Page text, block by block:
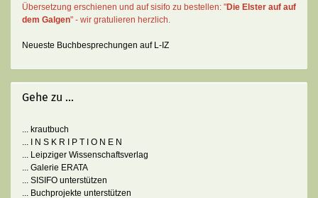
Übersetzung erschienen und auf sisifo zu bestellen: "Die Elster auf auf
dem Galgen" - wir gratulieren herzlich.
Neueste Buchbesprechungen auf L-IZ
Gehe zu ...
... krautbuch
... I N S K R I P T I O N E N
... Leipziger Wissenschaftsverlag
... Galerie ERATA
... SISIFO unterstützen
... Buchprojekte unterstützen